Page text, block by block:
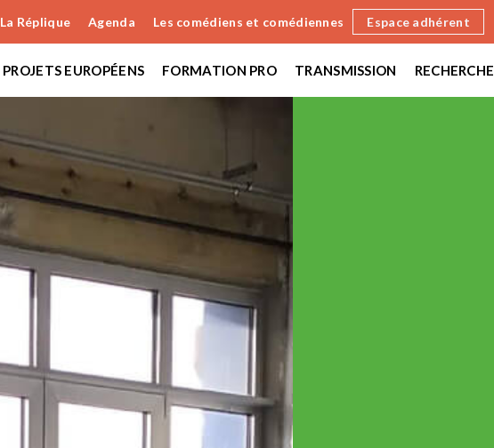
La Réplique Agenda Les comédiens et comédiennes Espace adhérent
PROJETS EUROPÉENS FORMATION PRO TRANSMISSION RECHERCHE